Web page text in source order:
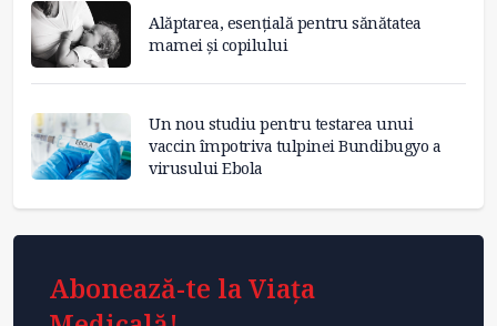
Alăptarea, esențială pentru sănătatea
mamei și copilului
Un nou studiu pentru testarea unui
vaccin împotriva tulpinei Bundibugyo a
virusului Ebola
Abonează-te la Viața